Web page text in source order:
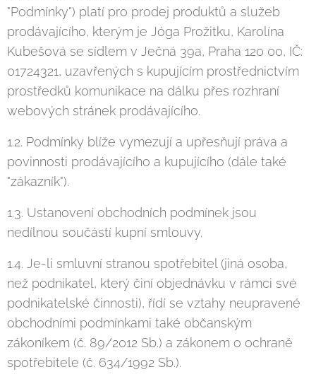
"Podmínky") platí pro prodej produktů a služeb
prodávajícího, kterým je Jóga Prožitku, Karolína
Kubešová se sídlem v Ječná 39a, Praha 120 00, IČ:
01724321, uzavřených s kupujícím prostřednictvím
prostředků komunikace na dálku přes rozhraní
webových stránek prodávajícího.
1.2. Podmínky blíže vymezují a upřesňují práva a
povinnosti prodávajícího a kupujícího (dále také
"zákazník").
1.3. Ustanovení obchodních podmínek jsou
nedílnou součástí kupní smlouvy.
1.4. Je-li smluvní stranou spotřebitel (jiná osoba,
než podnikatel, který činí objednávku v rámci své
podnikatelské činnosti), řídí se vztahy neupravené
obchodními podmínkami také občanským
zákoníkem (č. 89/2012 Sb.) a zákonem o ochraně
spotřebitele (č. 634/1992 Sb.).